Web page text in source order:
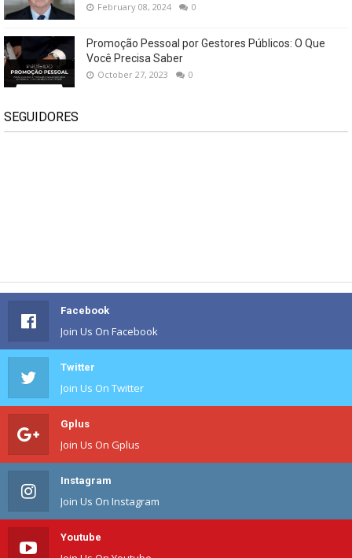
February 08, 2024 0
Promoção Pessoal por Gestores Públicos: O Que
Você Precisa Saber
October 27, 2023 0
SEGUIDORES
Facebook
Join Us On Facebook
Twitter
Join Us On Twitter
Gplus
Join Us On Gplus
Instagram
Join Us On Instagram
Youtube